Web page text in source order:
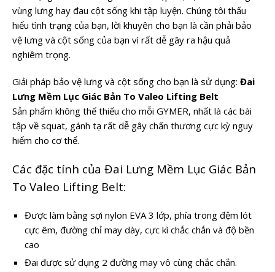
vùng lưng hay đau cột sống khi tập luyện. Chúng tôi thấu
hiểu tình trạng của bạn, lời khuyên cho bạn là cần phải bảo
vệ lưng và cột sống của bạn vì rất dễ gây ra hậu quả
nghiêm trọng.
Giải pháp bảo vệ lưng và cột sống cho bạn là sử dụng: Đai
Lưng Mềm Lục Giác Bản To Valeo Lifting Belt
Sản phẩm không thế thiếu cho mỗi GYMER, nhất là các bài
tập về squat, gánh tạ rất dễ gây chấn thương cực kỳ nguy
hiểm cho cơ thể.
Các đặc tính của Đai Lưng Mềm Lục Giác Bản
To Valeo Lifting Belt:
Được làm bằng sợi nylon EVA 3 lớp, phía trong đệm lót
cực êm, đường chỉ may dày, cực kì chắc chắn và độ bền
cao
Đai được sử dụng 2 đường may vô cùng chắc chắn.